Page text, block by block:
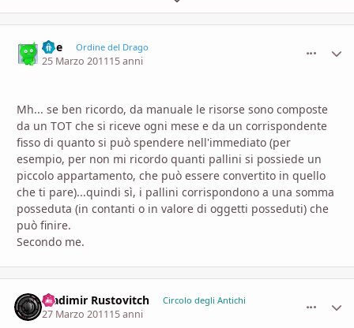
Poe Ordine del Drago
25 Marzo 201115 anni
Mh... se ben ricordo, da manuale le risorse sono composte
da un TOT che si riceve ogni mese e da un corrispondente
fisso di quanto si può spendere nell'immediato (per
esempio, per non mi ricordo quanti pallini si possiede un
piccolo appartamento, che può essere convertito in quello
che ti pare)...quindi sì, i pallini corrispondono a una somma
posseduta (in contanti o in valore di oggetti posseduti) che
può finire.
Secondo me.
Vladimir Rustovitch Circolo degli Antichi
27 Marzo 201115 anni